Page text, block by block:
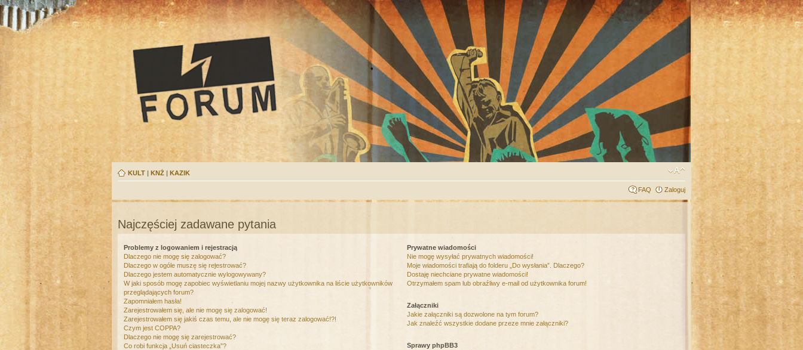
KULT | KNŻ | KAZIK
FAQ Zaloguj
Najczęściej zadawane pytania
Problemy z logowaniem i rejestracją
Dlaczego nie mogę się zalogować?
Dlaczego w ogóle muszę się rejestrować?
Dlaczego jestem automatycznie wylogowywany?
W jaki sposób mogę zapobiec wyświetlaniu mojej nazwy użytkownika na liście użytkowników
przeglądających forum?
Zapomniałem hasła!
Zarejestrowałem się, ale nie mogę się zalogować!
Zarejestrowałem się jakiś czas temu, ale nie mogę się teraz zalogować!?!
Czym jest COPPA?
Dlaczego nie mogę się zarejestrować?
Co robi funkcja „Usuń ciasteczka”?
Prywatne wiadomości
Nie mogę wysyłać prywatnych wiadomości!
Moje wiadomości trafiają do folderu „Do wysłania”. Dlaczego?
Dostaję niechciane prywatne wiadomości!
Otrzymałem spam lub obraźliwy e-mail od użytkownika forum!
Załączniki
Jakie załączniki są dozwolone na tym forum?
Jak znaleźć wszystkie dodane przeze mnie załączniki?
Sprawy phpBB3